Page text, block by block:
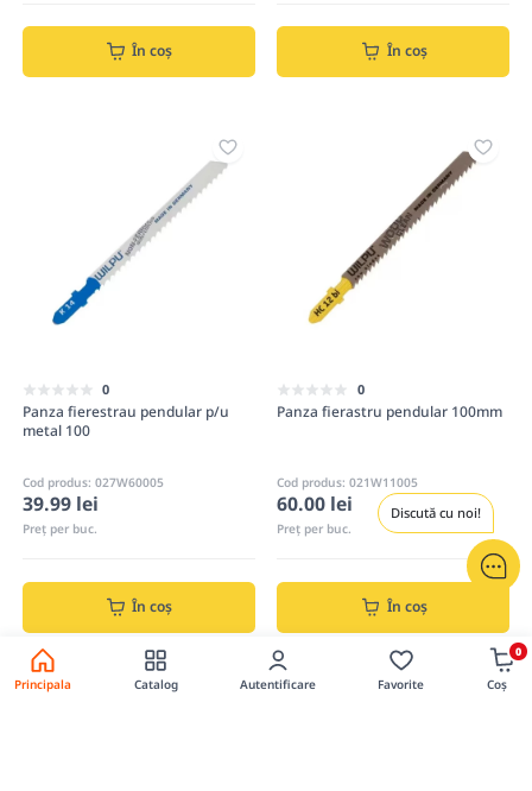
În coș În coș
0
Panza fierestrau pendular p/u
metal 100
Cod produs: 027W60005
39.99 lei
Preț per buc.
În coș
0
Panza fierastru pendular 100mm
Cod produs: 021W11005
60.00 lei
Preț per buc.
În coș
Discută cu noi!
Principala Catalog Autentificare Favorite
0
Coș